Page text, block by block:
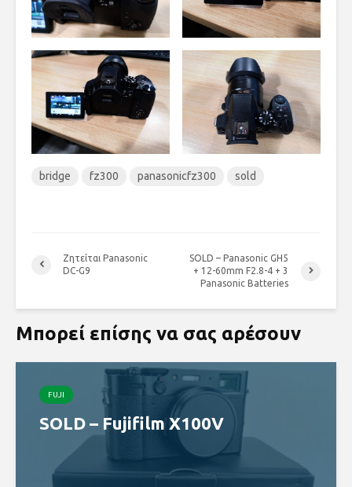
bridge fz300 panasonicfz300 sold
Ζητείται Panasonic
DC-G9
SOLD – Panasonic GH5
+ 12-60mm F2.8-4 + 3
Panasonic Batteries
Μπορεί επίσης να σας αρέσουν
FUJI
SOLD – Fujifilm X100V